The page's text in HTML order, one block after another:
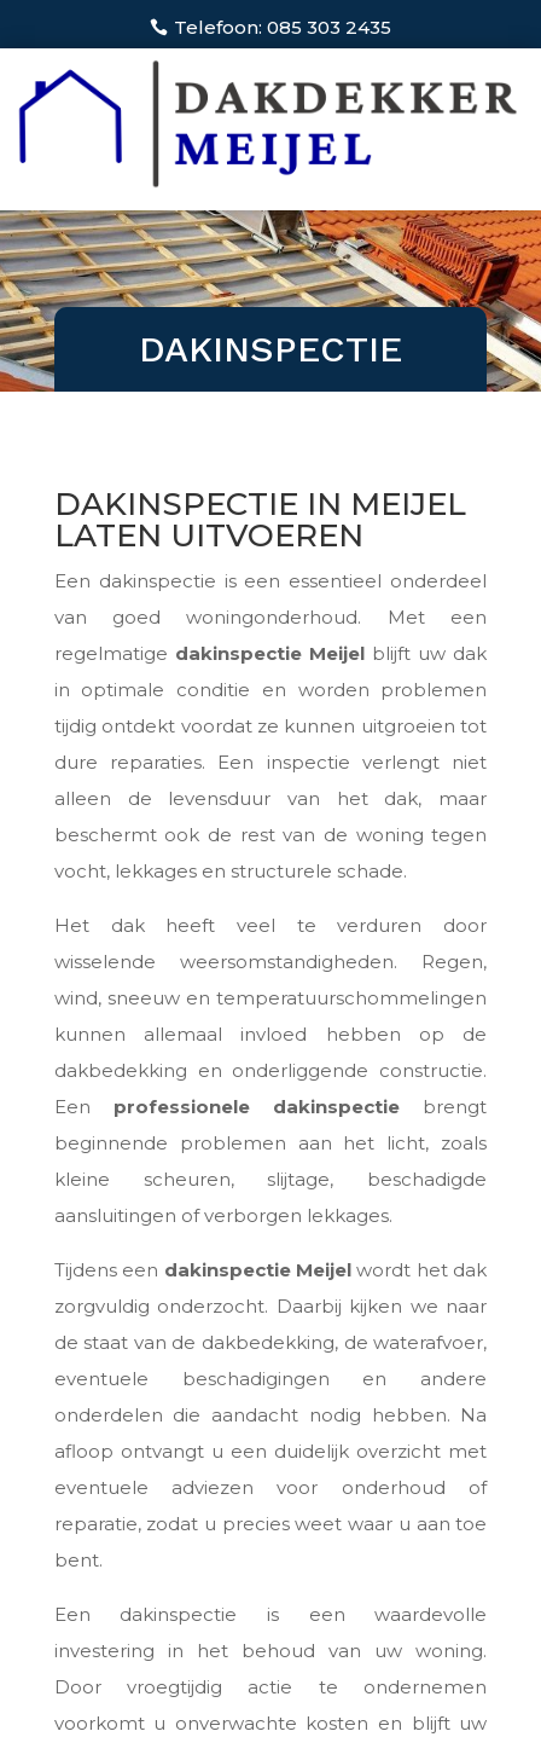
Telefoon: 085 303 2435
DAKINSPECTIE
DAKINSPECTIE IN MEIJEL
LATEN UITVOEREN
Een dakinspectie is een essentieel onderdeel
van goed woningonderhoud. Met een
regelmatige dakinspectie Meijelblijft uw dak
in optimale conditie en worden problemen
tijdig ontdekt voordat ze kunnen uitgroeien tot
dure reparaties. Een inspectie verlengt niet
alleen de levensduur van het dak, maar
beschermt ook de rest van de woning tegen
vocht, lekkages en structurele schade.
Het dak heeft veel te verduren door
wisselende weersomstandigheden. Regen,
wind, sneeuw en temperatuurschommelingen
kunnen allemaal invloed hebben op de
dakbedekking en onderliggende constructie.
Een professionele dakinspectie brengt
beginnende problemen aan het licht, zoals
kleine scheuren, slijtage, beschadigde
aansluitingen of verborgen lekkages.
Tijdens een dakinspectie Meijel wordt het dak
zorgvuldig onderzocht. Daarbij kijken we naar
de staat van de dakbedekking, de waterafvoer,
eventuele beschadigingen en andere
onderdelen die aandacht nodig hebben. Na
afloop ontvangt u een duidelijk overzicht met
eventuele adviezen voor onderhoud of
reparatie, zodat u precies weet waar u aan toe
bent.
Een dakinspectie is een waardevolle
investering in het behoud van uw woning.
Door vroegtijdig actie te ondernemen
voorkomt u onverwachte kosten en blijft uw